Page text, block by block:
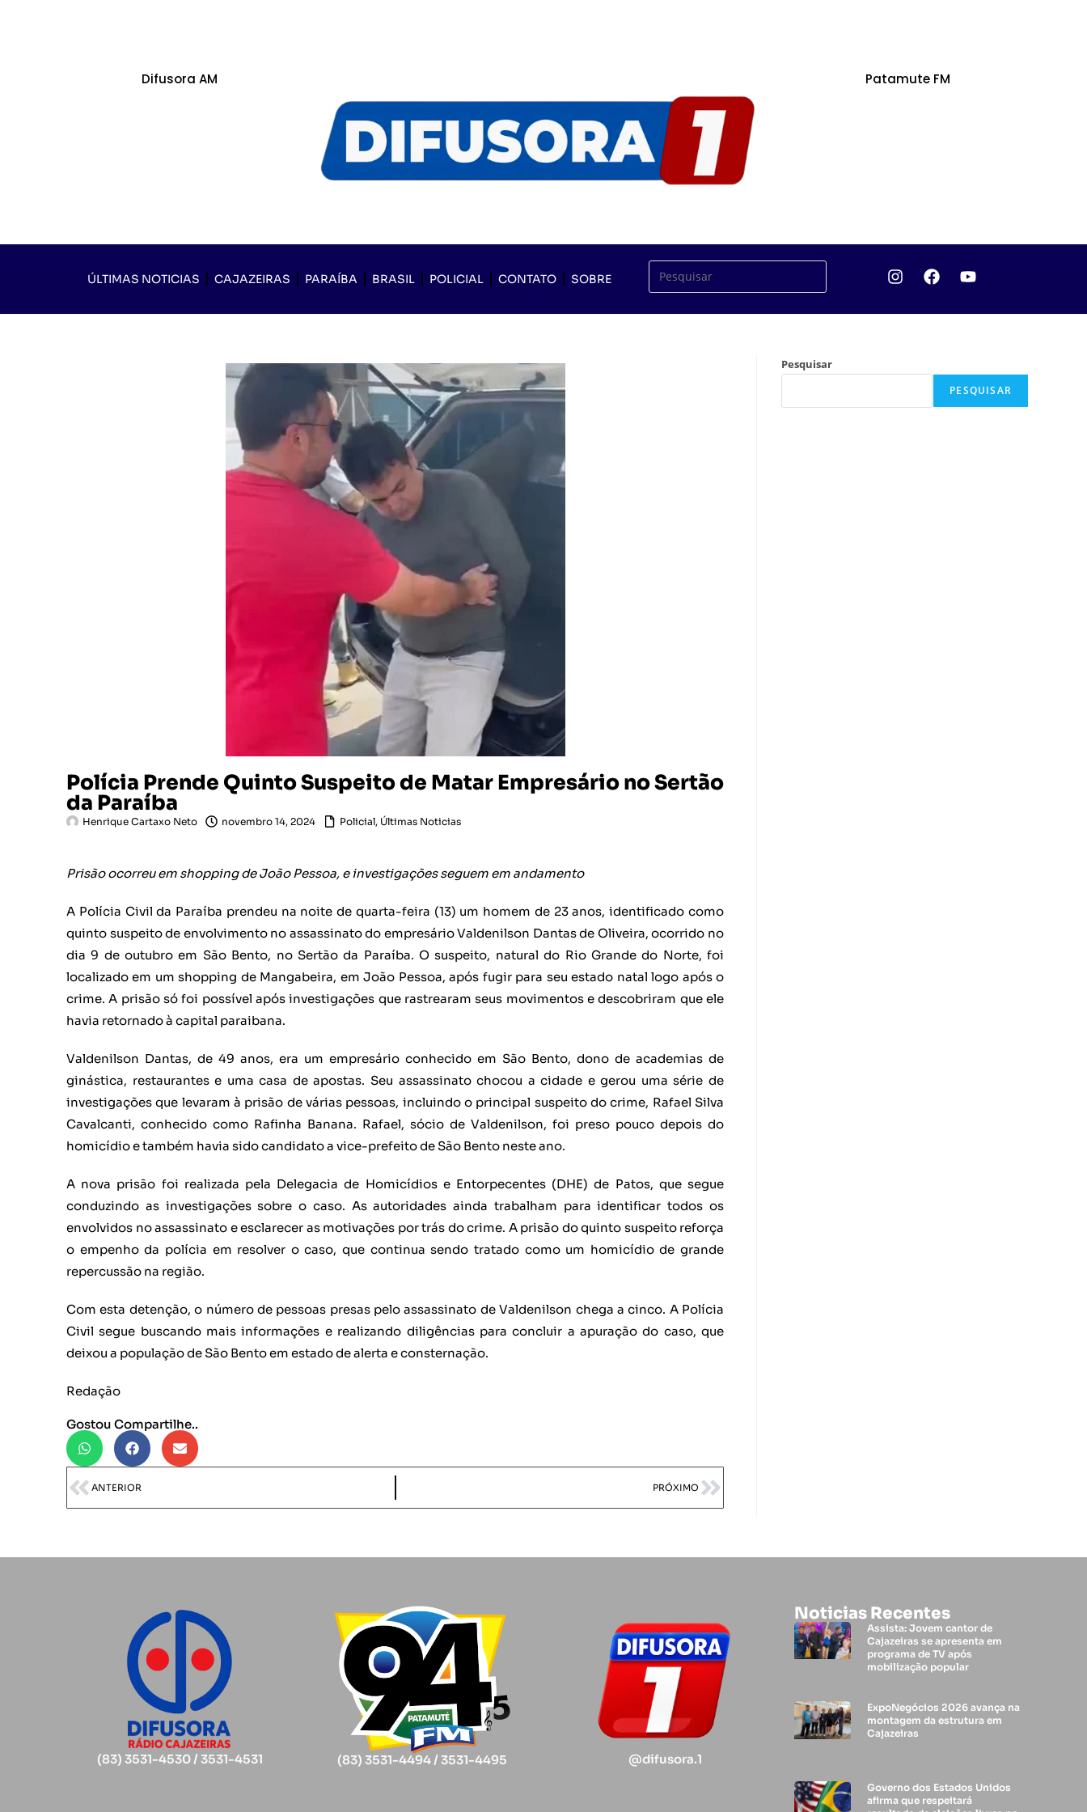
Difusora AM Patamute FM
ÚLTIMAS NOTICIAS CAJAZEIRAS PARAÍBA BRASIL POLICIAL CONTATO SOBRE
Polícia Prende Quinto Suspeito de Matar Empresário no Sertão
da Paraíba
Henrique Cartaxo Neto novembro 14, 2024 Policial, Últimas Noticias
Prisão ocorreu em shopping de João Pessoa, e investigações seguem em andamento
A Polícia Civil da Paraíba prendeu na noite de quarta-feira (13) um homem de 23 anos, identificado como
quinto suspeito de envolvimento no assassinato do empresário Valdenilson Dantas de Oliveira, ocorrido no
dia 9 de outubro em São Bento, no Sertão da Paraíba. O suspeito, natural do Rio Grande do Norte, foi
localizado em um shopping de Mangabeira, em João Pessoa, após fugir para seu estado natal logo após o
crime. A prisão só foi possível após investigações que rastrearam seus movimentos e descobriram que ele
havia retornado à capital paraibana.
Valdenilson Dantas, de 49 anos, era um empresário conhecido em São Bento, dono de academias de
ginástica, restaurantes e uma casa de apostas. Seu assassinato chocou a cidade e gerou uma série de
investigações que levaram à prisão de várias pessoas, incluindo o principal suspeito do crime, Rafael Silva
Cavalcanti, conhecido como Rafinha Banana. Rafael, sócio de Valdenilson, foi preso pouco depois do
homicídio e também havia sido candidato a vice-prefeito de São Bento neste ano.
A nova prisão foi realizada pela Delegacia de Homicídios e Entorpecentes (DHE) de Patos, que segue
conduzindo as investigações sobre o caso. As autoridades ainda trabalham para identificar todos os
envolvidos no assassinato e esclarecer as motivações por trás do crime. A prisão do quinto suspeito reforça
o empenho da polícia em resolver o caso, que continua sendo tratado como um homicídio de grande
repercussão na região.
Com esta detenção, o número de pessoas presas pelo assassinato de Valdenilson chega a cinco. A Polícia
Civil segue buscando mais informações e realizando diligências para concluir a apuração do caso, que
deixou a população de São Bento em estado de alerta e consternação.
Redação
Gostou Compartilhe..
ANTERIOR PRÓXIMO
Pesquisar
PESQUISAR
(83) 3531-4530 / 3531-4531 (83) 3531-4494 / 3531-4495 @difusora.1
Noticias Recentes
Assista: Jovem cantor de
Cajazeiras se apresenta em
programa de TV após
mobilização popular
ExpoNegócios 2026 avança na
montagem da estrutura em
Cajazeiras
Governo dos Estados Unidos
afirma que respeitará